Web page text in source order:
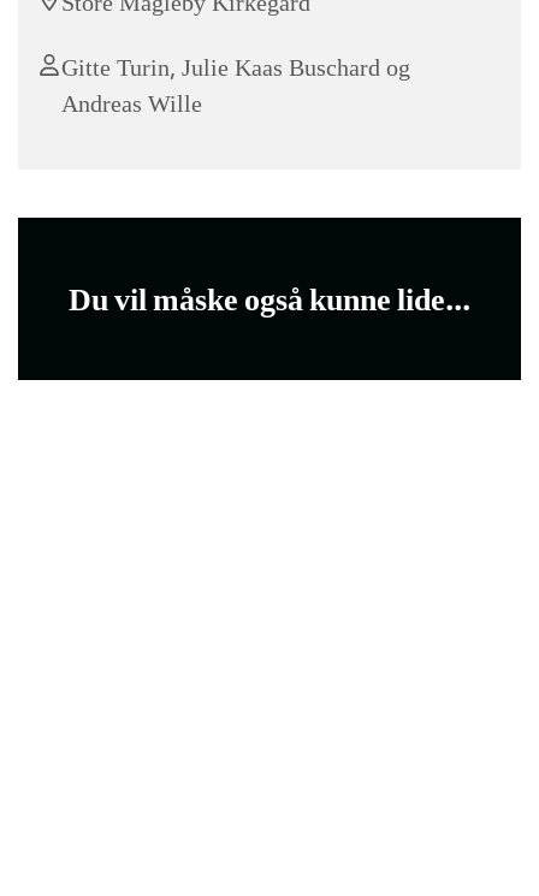
Gitte Turin, Julie Kaas Buschard og
Andreas Wille
Du vil måske også kunne lide...